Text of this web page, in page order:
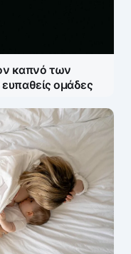
καπνό των
ευπαθείς ομάδες